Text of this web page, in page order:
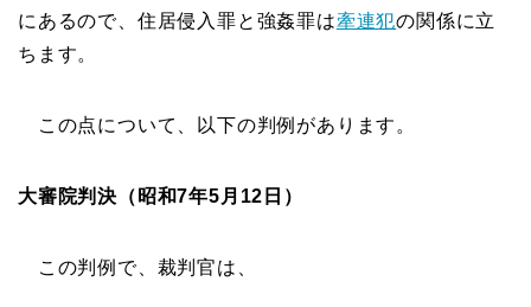
にあるので、住居侵入罪と強姦罪は牽連犯の関係に立
ちます。
この点について、以下の判例があります。
大審院判決（昭和7年5月12日）
この判例で、裁判官は、